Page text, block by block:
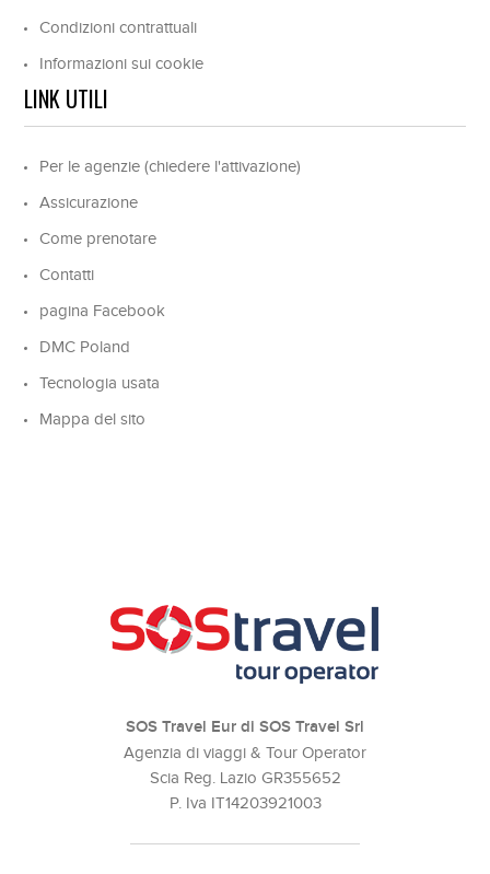
Condizioni contrattuali
Informazioni sui cookie
LINK UTILI
Per le agenzie (chiedere l'attivazione)
Assicurazione
Come prenotare
Contatti
pagina Facebook
DMC Poland
Tecnologia usata
Mappa del sito
SOS Travel Eur di SOS Travel Srl
Agenzia di viaggi & Tour Operator
Scia Reg. Lazio GR355652
P. Iva IT14203921003